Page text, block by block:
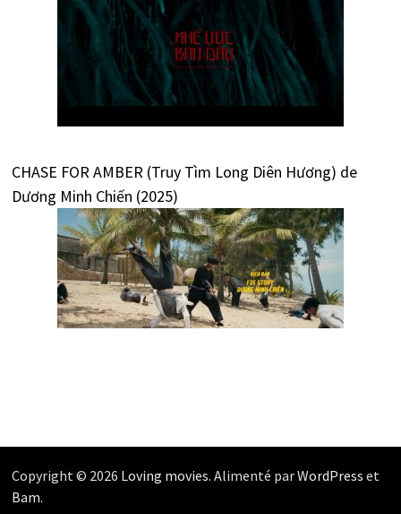
CHASE FOR AMBER (Truy Tìm Long Diên Hương) de
Dương Minh Chiến (2025)
Copyright © 2026 Loving movies. Alimenté parWordPress et
Bam.